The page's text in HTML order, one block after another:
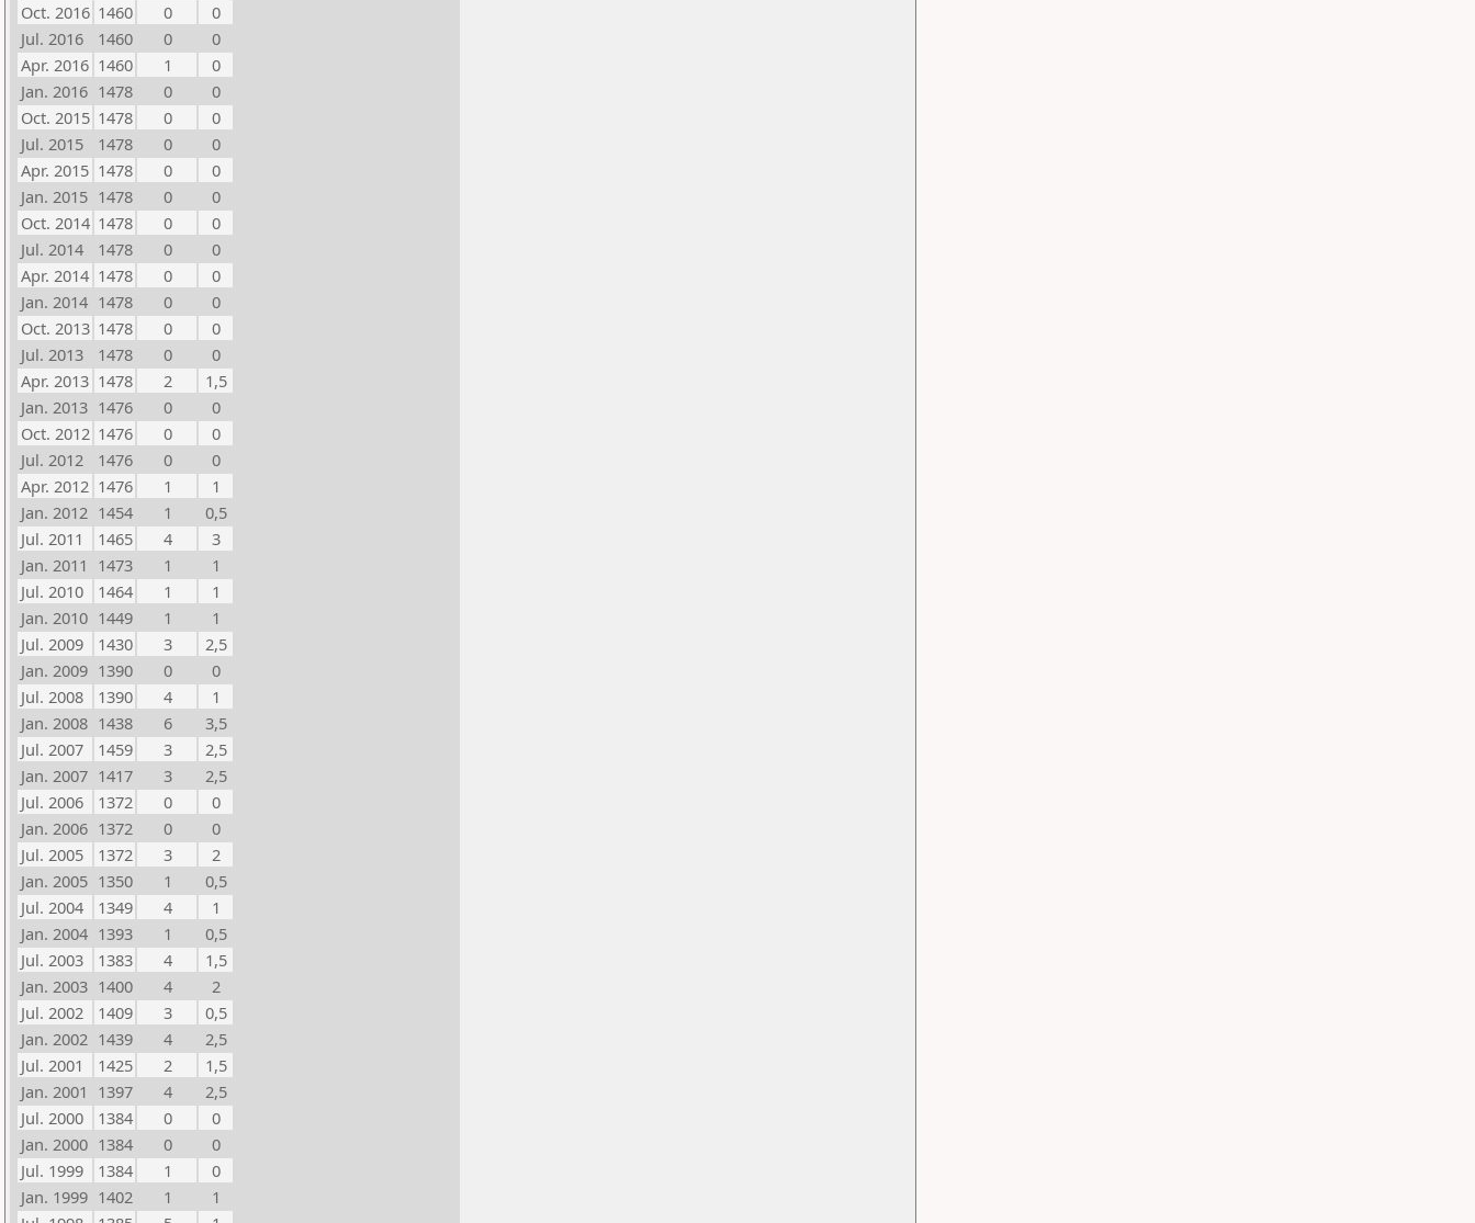
Oct. 2016 1460 0
0
Jul. 2016
1460 0
0
Apr. 2016 1460 1
0
Jan. 2016 1478 0
0
Oct. 2015 1478 0
0
Jul. 2015
1478 0
0
Apr. 2015 1478 0
0
Jan. 2015 1478 0
0
Oct. 2014 1478 0
0
Jul. 2014
1478 0
0
Apr. 2014 1478 0
0
Jan. 2014 1478 0
0
Oct. 2013 1478 0
0
Jul. 2013
1478 0
0
Apr. 2013 1478 2
1,5
Jan. 2013 1476 0
0
Oct. 2012 1476 0
0
Jul. 2012
1476 0
0
Apr. 2012 1476 1
1
Jan. 2012 1454 1
0,5
Jul. 2011
1465 4
3
Jan. 2011 1473 1
1
Jul. 2010
1464 1
1
Jan. 2010 1449 1
1
Jul. 2009
1430 3
2,5
Jan. 2009 1390 0
0
Jul. 2008
1390 4
1
Jan. 2008 1438 6
3,5
Jul. 2007
1459 3
2,5
Jan. 2007 1417 3
2,5
Jul. 2006
1372 0
0
Jan. 2006 1372 0
0
Jul. 2005
1372 3
2
Jan. 2005 1350 1
0,5
Jul. 2004
1349 4
1
Jan. 2004 1393 1
0,5
Jul. 2003
1383 4
1,5
Jan. 2003 1400 4
2
Jul. 2002
1409 3
0,5
Jan. 2002 1439 4
2,5
Jul. 2001
1425 2
1,5
Jan. 2001 1397 4
2,5
Jul. 2000
1384 0
0
Jan. 2000 1384 0
0
Jul. 1999
1384 1
0
Jan. 1999 1402 1
1